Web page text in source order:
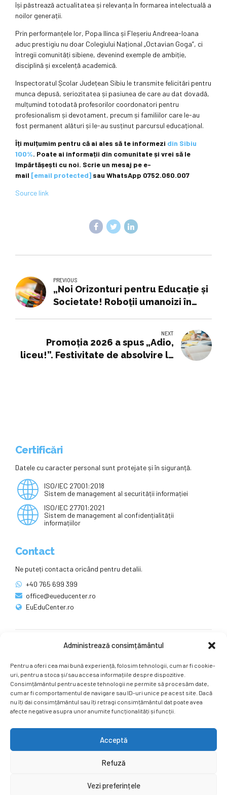
Administrează consimțământul
Pentru a oferi cea mai bună experiență, folosim tehnologii, cum ar fi cookie-
uri, pentru a stoca și/sau accesa informațiile despre dispozitive.
Consimțământul pentru aceste tehnologii ne permite să procesăm date,
cum ar fi comportamentul de navigare sau ID-uri unice pe acest site. Dacă
nu îți dai consimțământul sau îți retragi consimțământul dat poate avea
afecte negative asupra unor anumite funcționalități și funcții.
Acceptă
Refuză
Vezi preferințele
își păstrează actualitatea și relevanța în formarea intelectuală a
noilor generații.
Prin performanțele lor, Popa Ilinca și Fleșeriu Andreea-Ioana
aduc prestigiu nu doar Colegiului Național „Octavian Goga”, ci
întregii comunități sibiene, devenind exemple de ambiție,
disciplină și excelență academică.
Inspectoratul Școlar Județean Sibiu le transmite felicitări pentru
munca depusă, seriozitatea și pasiunea de care au dat dovadă,
mulțumind totodată profesorilor coordonatori pentru
profesionalism și devotament, precum și familiilor care le-au
fost permanent alături și le-au susținut parcursul educațional.
Îți mulțumim pentru că ai ales să te informezi din Sibiu
100%. Poate ai informații din comunitate și vrei să le
împărtășești cu noi. Scrie un mesaj pe e-
mail [email protected] sau WhatsApp 0752.060.007
Source link
PREVIOUS
„Noi Orizonturi pentru Educație și
Societate! Roboții umanoizi în
găzduită de FAA a UB - UniBuc
NEXT
Promoția 2026 a spus „Adio,
liceu!”. Festivitate de absolvire la
Certificări
Datele cu caracter personal sunt protejate și în siguranță.
ISO/IEC 27001:2018
Sistem de management al securității informației
ISO/IEC 27701:2021
Sistem de management al confidențialității
informațiilor
Contact
Ne puteți contacta oricând pentru detalii.
+40 765 699 399
office@eueducenter.ro
EuEduCenter.ro
Ne puteți găsi și pe rețelele sociale.